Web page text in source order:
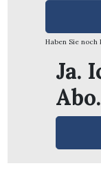
Haben Sie noch
Ja.
Abo.